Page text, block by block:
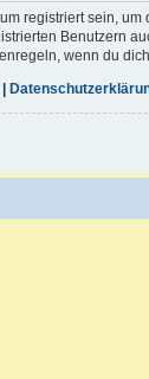
registriert sein,
Benutzern
wenn du